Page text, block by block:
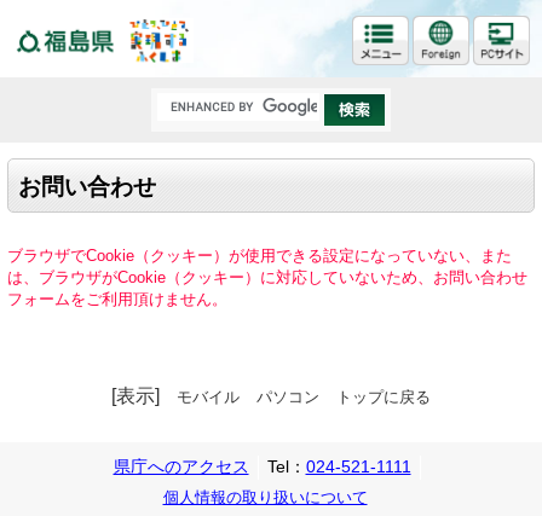
お問い合わせ
ブラウザでCookie（クッキー）が使用できる設定になっていない、また
は、ブラウザがCookie（クッキー）に対応していないため、お問い合わせ
フォームをご利用頂けません。
[表示] モバイル パソコン トップに戻る
県庁へのアクセス Tel： 024-521-1111
個人情報の取り扱いについて